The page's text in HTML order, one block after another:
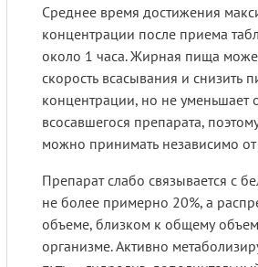
Среднее время достижения
концентрации после приема
около 1 часа. Жирная пища
скорость всасывания и снизить
концентрации, но не
всосавшегося препарата,
можно принимать независимо
Препарат слабо связывается с
не более примерно 20%, а
объеме, близком к общему
организме. Активно